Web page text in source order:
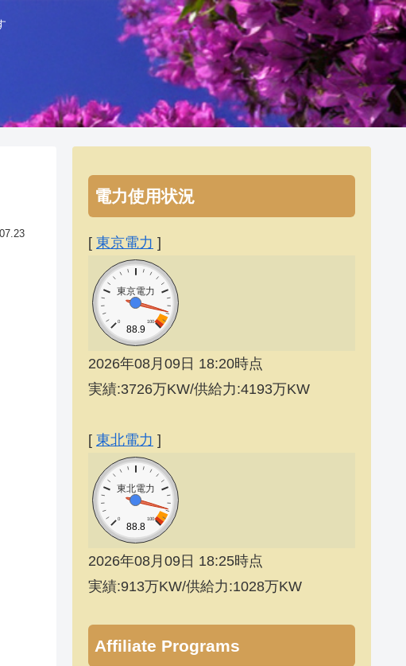
電力使用状況
[ 東京電力 ]
東京電力
0 100
88.9
2026年08月09日 18:20時点
実績:3726万KW/供給力:4193万KW
[ 東北電力 ]
東北電力
0 100
88.8
2026年08月09日 18:25時点
実績:913万KW/供給力:1028万KW
Affiliate Programs